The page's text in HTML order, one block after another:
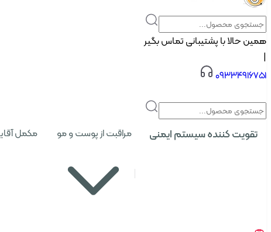
همین حالا با پشتیبانی تماس بگیر
|
۰۹۳۳۴۹۱۶۷۵۱
تقویت کننده سیستم ایمنی مراقبت از پوست و مو مکمل